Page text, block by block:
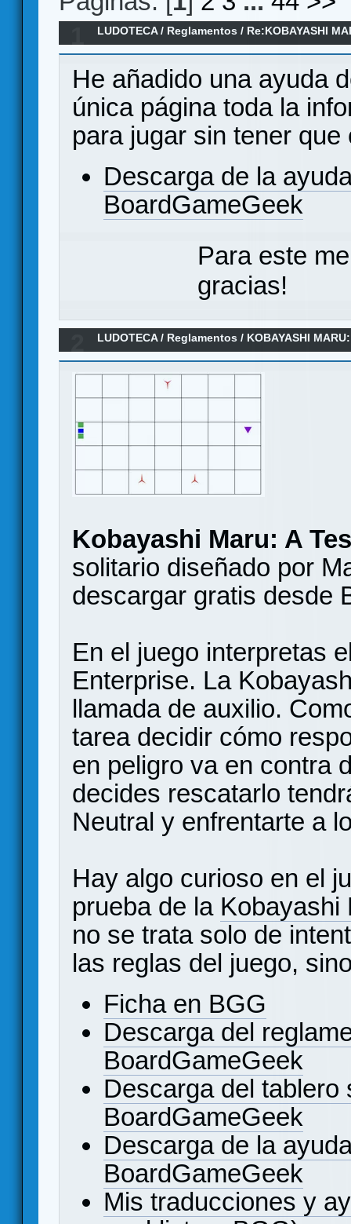
LUDOTECA/ Reglamentos / Re:KOBAYASHI
Reglamento en español
He añadido una ayuda
única página toda la
para jugar sin tener
Descarga de la
BoardGameGeek
Para este
gracias!
LUDOTECA/ Reglamentos / KOBAYASHI
Reglamento en español
Kobayashi Maru: A
solitario diseñado por
descargar gratis desde
En el juego interpretas
Enterprise. La
llamada de auxilio.
tarea decidir cómo
en peligro va en contra
decides rescatarlo
Neutral y enfrentarte a
Hay algo curioso en el
prueba de la Kobayashi
no se trata solo de
las reglas del juego,
Ficha en BGG
Descarga del
BoardGameGeek
Descarga del tablero
BoardGameGeek
Descarga de la
BoardGameGeek
Mis traducciones y